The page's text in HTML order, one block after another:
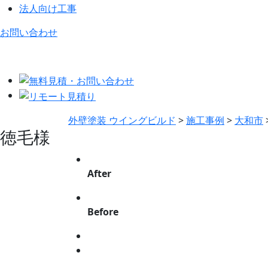
法人向け工事
お問い合わせ
外壁塗装 ウイングビルド >施工事例 > 大和市
徳毛様
After
Before